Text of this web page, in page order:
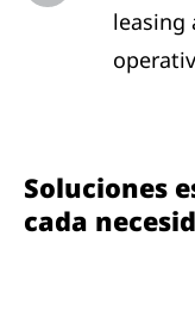
leasing
Soluciones
cada